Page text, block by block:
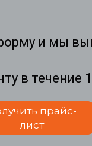
прайс-
лист
и мы
в течение